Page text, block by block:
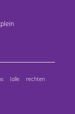
(alle rechten